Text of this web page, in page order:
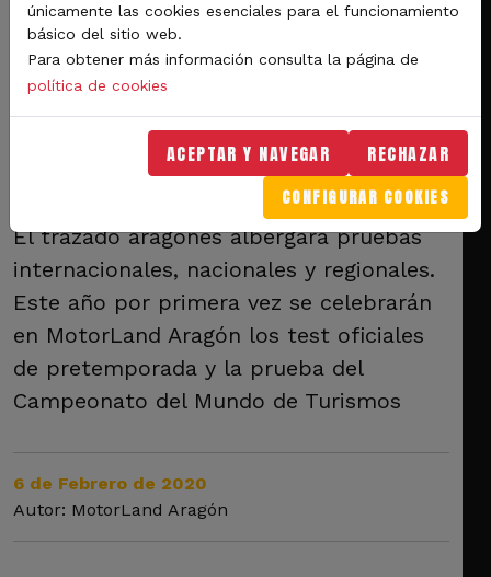
MotorLand Aragón
acogerá más de una
veintena de eventos
deportivos en 2020
El trazado aragonés albergará pruebas
internacionales, nacionales y regionales.
Este año por primera vez se celebrarán
en MotorLand Aragón los test oficiales
de pretemporada y la prueba del
Campeonato del Mundo de Turismos
6 de Febrero de 2020
Autor: MotorLand Aragón
únicamente las cookies esenciales para el funcionamiento
básico del sitio web.
Para obtener más información consulta la página de
política de cookies
ACEPTAR Y NAVEGAR RECHAZAR
CONFIGURAR COOKIES